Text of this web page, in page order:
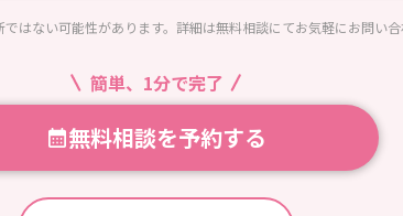
はない可能性があります。詳細は無料相談にてお気軽にお問い
簡単、1分で完了
無料相談を予約する